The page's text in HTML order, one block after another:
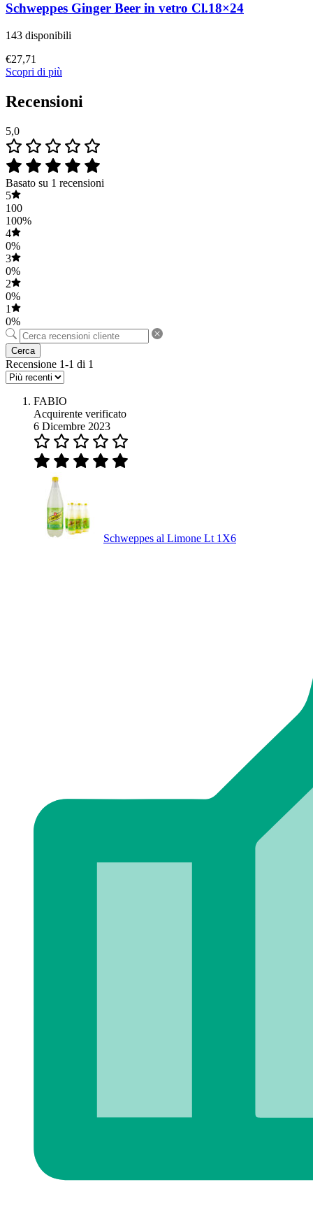
Schweppes Ginger Beer in vetro Cl.18×24
143 disponibili
€27,71
Scopri di più
Recensioni
5,0
Basato su 1 recensioni
5
100
100%
4
0%
3
0%
2
0%
1
0%
Cerca
Recensione 1-1 di 1
FABIO
Acquirente verificato
6 Dicembre 2023
Schweppes al Limone Lt 1X6